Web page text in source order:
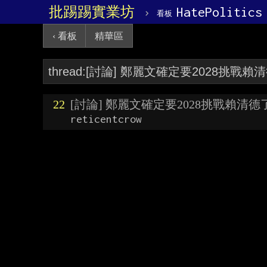
批踢踢實業坊 › 看板 HatePolitics
‹ 看板 精華區
22 [討論] 鄭麗文確定要2028挑戰賴清德
reticentcrow